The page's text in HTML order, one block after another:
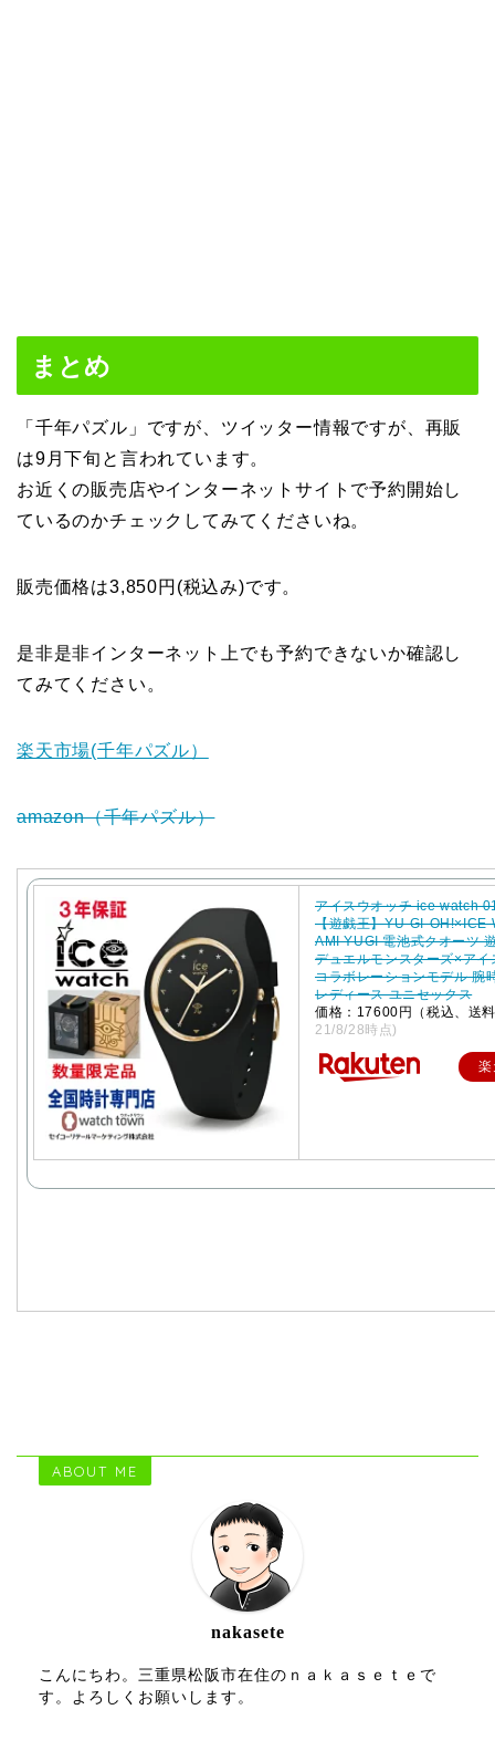
まとめ
「千年パズル」ですが、ツイッター情報ですが、再販
は9月下旬と言われています。
お近くの販売店やインターネットサイトで予約開始し
ているのかチェックしてみてくださいね。
販売価格は3,850円(税込み)です。
是非是非インターネット上でも予約できないか確認し
てみてください。
楽天市場(千年パズル）
amazon（千年パズル）
アイスウオッチ ice watch
【遊戯王】YU-GI-OH!×ICE-
AMI YUGI 電池式クオーツ
デュエルモンスターズ×アイ
コラボレーションモデル 腕
レディース ユニセックス
価格：17600円（税込、送
21/8/28時点)
ABOUT ME
nakasete
こんにちわ。三重県松阪市在住のｎａｋａｓｅｔｅで
す。よろしくお願いします。